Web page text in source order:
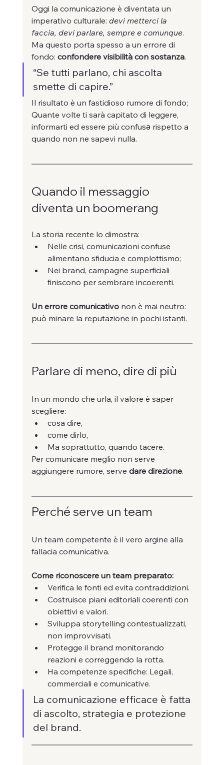
Oggi la comunicazione è diventata un
imperativo culturale: devi metterci la
faccia, devi parlare, sempre e comunque.
Ma questo porta spesso a un errore di
fondo: confondere visibilità con sostanza.
“Se tutti parlano, chi ascolta
smette di capire.”
Il risultato è un fastidioso rumore di fondo;
Quante volte ti sarà capitato di leggere,
informarti ed essere più confusə rispetto a
quando non ne sapevi nulla.
Quando il messaggio
diventa un boomerang
La storia recente lo dimostra:
Nelle crisi, comunicazioni confuse
alimentano sfiducia e complottismo;
Nei brand, campagne superficiali
finiscono per sembrare incoerenti.
Un errore comunicativo non è mai neutro:
può minare la reputazione in pochi istanti.
Parlare di meno, dire di più
In un mondo che urla, il valore è saper
scegliere:
cosa dire,
come dirlo,
Ma soprattutto, quando tacere.
Per comunicare meglio non serve
aggiungere rumore, serve dare direzione.
Perché serve un team
Un team competente è il vero argine alla
fallacia comunicativa.
Come riconoscere un team preparato:
Verifica le fonti ed evita contraddizioni.
Costruisce piani editoriali coerenti con
obiettivi e valori.
Sviluppa storytelling contestualizzati,
non improvvisati.
Protegge il brand monitorando
reazioni e correggendo la rotta.
Ha competenze specifiche: Legali,
commerciali e comunicative.
La comunicazione efficace è fatta
di ascolto, strategia e protezione
del brand.